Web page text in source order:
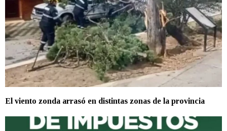
El viento zonda arrasó en distintas zonas de la provincia